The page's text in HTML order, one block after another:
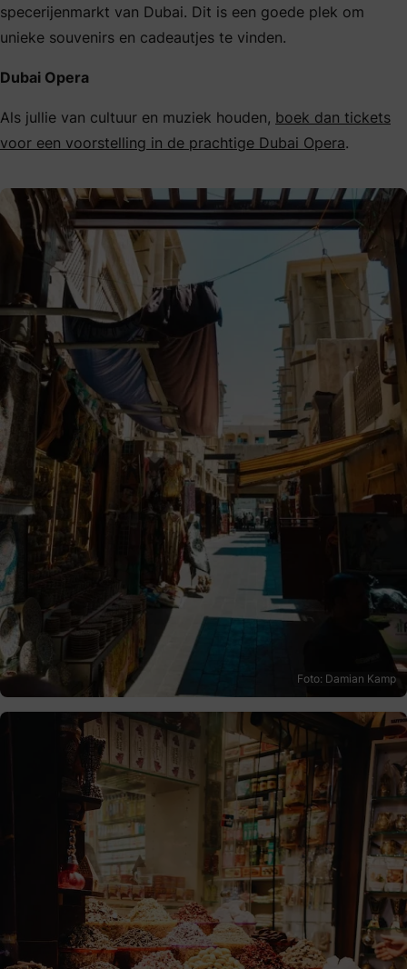
specerijenmarkt van Dubai. Dit is een goede plek om
unieke souvenirs en cadeautjes te vinden.
Dubai Opera
Als jullie van cultuur en muziek houden, boek dan tickets
voor een voorstelling in de prachtige Dubai Opera.
Foto: Damian Kamp